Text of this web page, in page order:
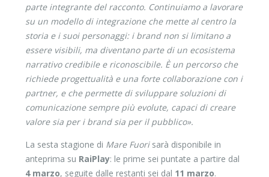
parte integrante del racconto. Continuiamo a lavorare
su un modello di integrazione che mette al centro la
storia e i suoi personaggi: i brand non si limitano a
essere visibili, ma diventano parte di un ecosistema
narrativo credibile e riconoscibile. È un percorso che
richiede progettualità e una forte collaborazione con i
partner, e che permette di sviluppare soluzioni di
comunicazione sempre più evolute, capaci di creare
valore sia per i brand sia per il pubblico».
La sesta stagione di Mare Fuorisarà disponibile in
anteprima su RaiPlay: le prime sei puntate a partire dal
4 marzo, seguite dalle restanti sei dal 11 marzo.